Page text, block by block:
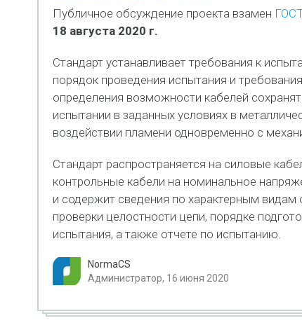
Публичное обсуждение проекта взамен
18 августа 2020 г.
Стандарт устанавливает требования к
порядок проведения испытания и
определения возможности кабелей
испытании в заданных условиях в
воздействии пламени одновременно с
Стандарт распространяется на силовые
контрольные кабели на номинальное
и содержит сведения по характерным видам
проверки целостности цепи, порядке
испытания, а также отчете по испытанию.
NormaCS
Администратор, 16 июня 2020